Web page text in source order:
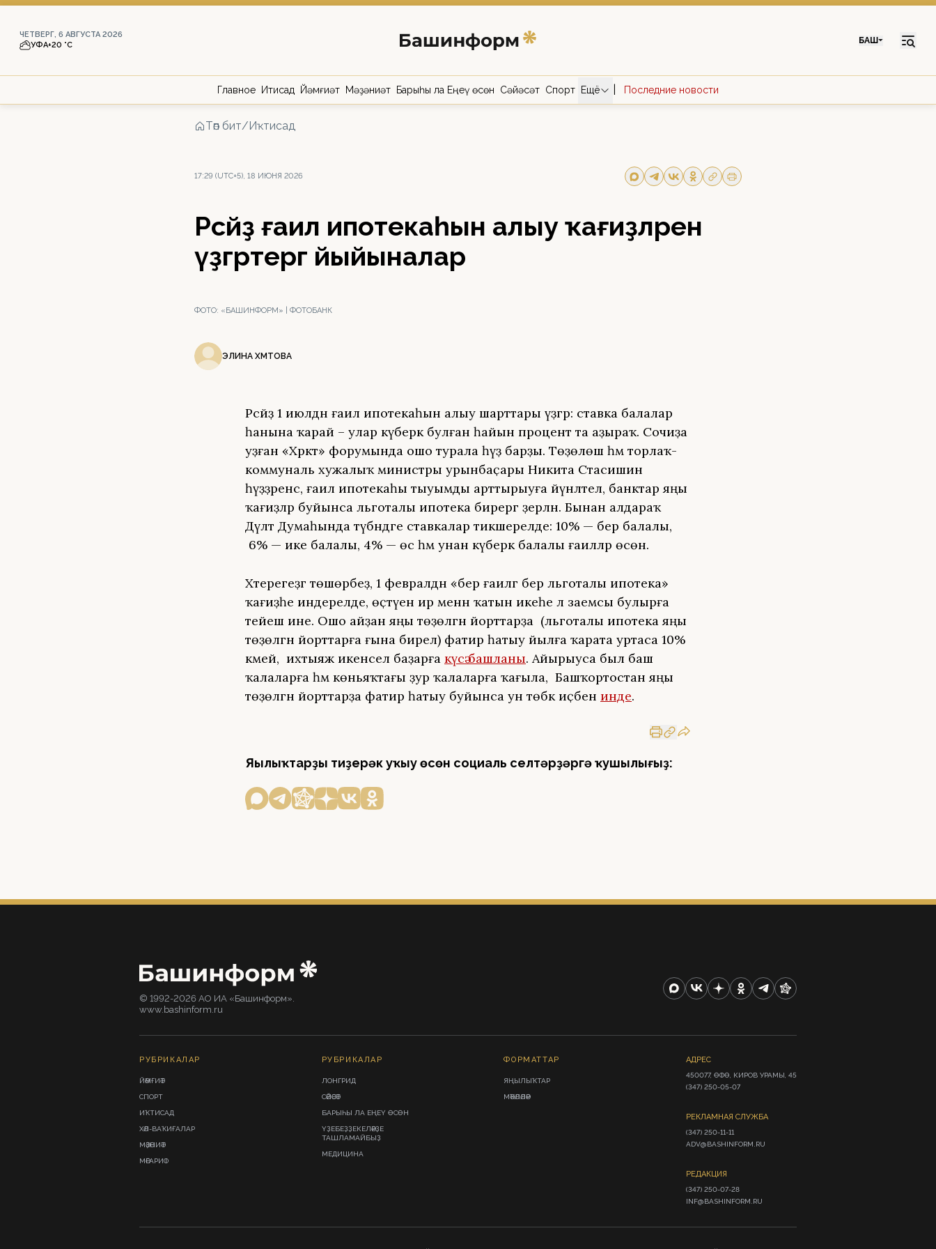
ЧЕТВЕРГ, 6 АВГУСТА 2026
УФА+20 °С БАШ
Главное Иҡтисад Йәмғиәт Мәҙәниәт Барыһы ла Еңеү өсөн Сәйәсәт Спорт Ещё Последние новости
Төп бит/Иҡтисад
17:29 (UTC+5), 18 ИЮНЯ 2026
Рәсәйҙә ғаилә ипотекаһын алыу ҡағиҙәләрен
үҙгәртергә йыйыналар
ФОТО: «БАШИНФОРМ» | ФОТОБАНК
ЭЛИНА ӘХМӘТОВА
Рәсәйҙә 1 июлдән ғаилә ипотекаһын алыу шарттары үҙгәрә: ставка балалар
һанына ҡарай – улар күберәк булған һайын процент та аҙыраҡ. Сочиҙа
уҙған «Хәрәкәт» форумында ошо турала һүҙ барҙы. Төҙөлөш һәм торлаҡ-
коммуналь хужалыҡ министры урынбаҫары Никита Стасишин
һүҙҙәренсә, ғаилә ипотекаһы тыуымды арттырыуға йүнәлтелә, банктар яңы
ҡағиҙәләр буйынса льготалы ипотека бирергә әҙерләнә. Бынан алдараҡ
Дәүләт Думаһында түбәндәге ставкалар тикшерелде: 10% — бер балалы,
6% — ике балалы, 4% — өс һәм унан күберәк балалы ғаиләләр өсөн.
Хәтерегеҙгә төшөрәбеҙ, 1 февралдән «бер ғаиләгә бер льготалы ипотека»
ҡағиҙәһе индерелде, өҫтәүенә ир менән ҡатын икеһе лә заемсы булырға
тейеш ине. Ошо айҙан яңы төҙөлгән йорттарҙа (льготалы ипотека яңы
төҙөлгән йорттарға ғына бирелә) фатир һатыу йылға ҡарата уртаса 10%
кәмей, ә ихтыяж икенсел баҙарға күсә башланы. Айырыуса был баш
ҡалаларға һәм көньяҡтағы ҙур ҡалаларға ҡағыла, ә Башҡортостан яңы
төҙөлгән йорттарҙа фатир һатыу буйынса ун төбәк иҫәбенә инде.
Яңылыҡтарҙы тиҙерәк уҡыу өсөн социаль селтәрҙәргә ҡушылығыҙ:
© 1992-2026 АО ИА «Башинформ».
www.bashinform.ru
РУБРИКАЛАР
ЙӘМҒИӘТ
СПОРТ
ИҠТИСАД
ХӘЛ-ВАҠИҒАЛАР
МӘҘӘНИӘТ
МӘҒАРИФ
РУБРИКАЛАР
ЛОНГРИД
СӘЙӘСӘТ
БАРЫҺЫ ЛА ЕҢЕҮ ӨСӨН
ҮҘЕБЕҘҘЕКЕЛӘРҘЕ
ТАШЛАМАЙБЫҘ
МЕДИЦИНА
ФОРМАТТАР
ЯҢЫЛЫҠТАР
МӘҠӘЛӘЛӘР
АДРЕС
450077, ӨФӨ, КИРОВ УРАМЫ, 45
(347) 250-05-07
РЕКЛАМНАЯ СЛУЖБА
(347) 250-11-11
ADV@BASHINFORM.RU
РЕДАКЦИЯ
(347) 250-07-28
INF@BASHINFORM.RU